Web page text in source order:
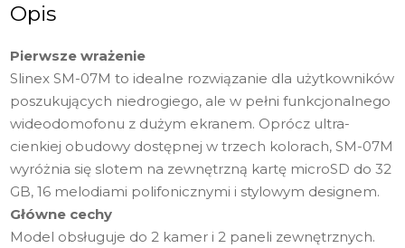
Opis
Pierwsze wrażenie
Slinex SM-07M to idealne rozwiązanie dla użytkowników
poszukujących niedrogiego, ale w pełni funkcjonalnego
wideodomofonu z dużym ekranem. Oprócz ultra-
cienkiej obudowy dostępnej w trzech kolorach, SM-07M
wyróżnia się slotem na zewnętrzną kartę microSD do 32
GB, 16 melodiami polifonicznymi i stylowym designem.
Główne cechy
Model obsługuje do 2 kamer i 2 paneli zewnętrznych.